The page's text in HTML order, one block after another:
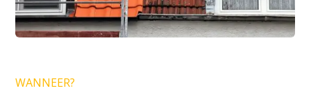
WANNEER?